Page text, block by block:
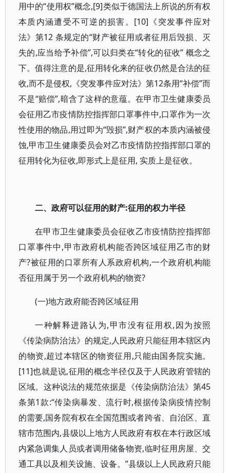
用中的“使用权”概念,[9]类似于德国法上所说的所有权
本质内涵遭受不可逆的损害。[10]《突发事件应对
法》第12 条规定的“财产被征用或者征用后毁损、灭
失的,应当给予补偿”,可以归类在“转化的征收” 概念之
下。值得注意的是,征用转化来的征收仍然是合法的征
收,而不是侵权,《突发事件应对法》第12条用“补偿”而
不是“赔偿”,暗含了这样的意蕴。在甲市卫生健康委员
会征用乙市疫情防控指挥部口罩事件中,口罩作为一次
性使用的物品,用过即为“毁损”,财产权的本质内涵被侵
蚀,甲市卫生健康委员会对乙市疫情防控指挥部口罩的
征用转化为征收,即形式上是征用, 实质上是征收。
二、政府可以征用的财产:征用的权力半径
在甲市卫生健康委员会征收乙市疫情防控指挥部
口罩事件中,甲市政府机构能否跨区域征用乙市的财
产?被征用的口罩所有人系政府机构,一个政府机构能
否征用属于另一个政府机构的物资?
(一)地方政府能否跨区域征用
一种解释进路认为,甲市没有征用权,因为按照
《传染病防治法》的规定,人民政府只能征用本辖区内
的物资,超过本辖区的物资征用,只能由国务院实施。
[11]也就是说,征用的概念半径仅及于人民政府管辖的
区域。这种说法的规范依据是《传染病防治法》第45
条第1款:“传染病暴发、流行时,根据传染病疫情控制
的需要,国务院有权在全国范围或者跨省、自治区、直
辖市范围内,县级以上地方人民政府有权在本行政区域
内紧急调集人员或者调用储备物资,临时征用房屋、交
通工具以及相关设施、设备。”县级以上人民政府只能